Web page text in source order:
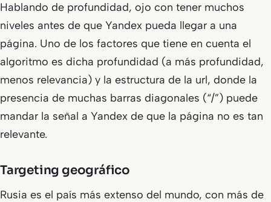
Hablando de profundidad, ojo con tener muchos
niveles antes de que Yandex pueda llegar a una
página. Uno de los factores que tiene en cuenta el
algoritmo es dicha profundidad (a más profundidad,
menos relevancia) y la estructura de la url, donde la
presencia de muchas barras diagonales (“/”) puede
mandar la señal a Yandex de que la página no es tan
relevante.
Targeting geográfico
Rusia es el país más extenso del mundo, con más de